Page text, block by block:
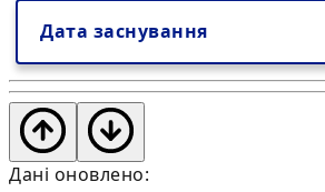
Дата заснування
Дані оновлено: